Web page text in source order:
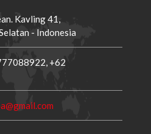
Kavling 41,
- Indonesia
+62